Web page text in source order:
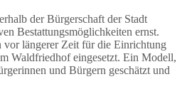
der Bürgerschaft der Stadt
Bestattungsmöglichkeiten ernst.
vor längerer Zeit für die Einrichtung
Waldfriedhof eingesetzt. Ein Modell,
und Bürgern geschätzt und